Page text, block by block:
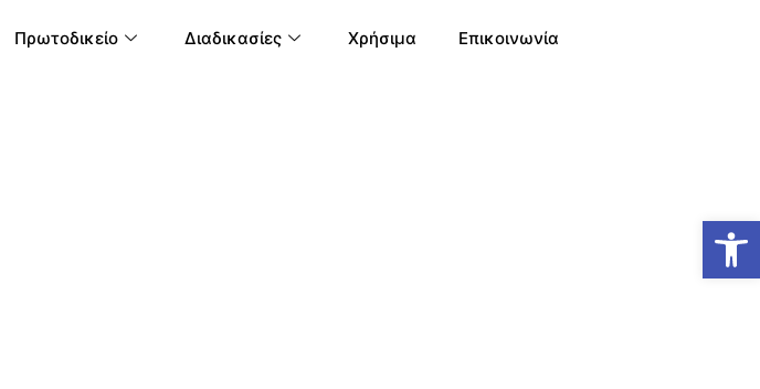
Πρωτοδικείο Διαδικασίες Χρήσιμα Επικοινωνία